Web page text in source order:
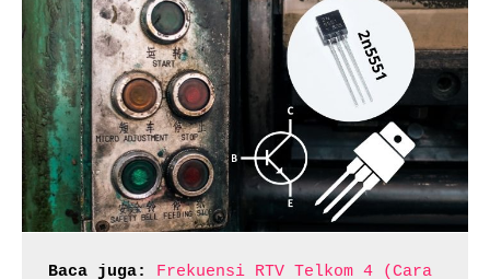
Baca juga: Frekuensi RTV Telkom 4 (Cara